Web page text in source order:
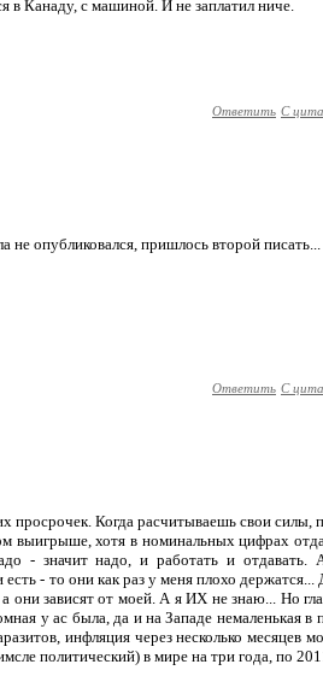
в Канаду, с машиной. И не заплатил ниче.
Ответить С
не опубликовался, пришлось второй писать...
Ответить С
просрочек. Когда расчитываешь свои силы,
выигрыше, хотя в номинальных цифрах
- значит надо, и работать и отдавать.
- то они как раз у меня плохо держатся...
зависят от моей. А я ИХ не знаю... Но
у ас была, да и на Западе немаленькая в
инфляция через несколько месяцев
политический) в мире на три года, по